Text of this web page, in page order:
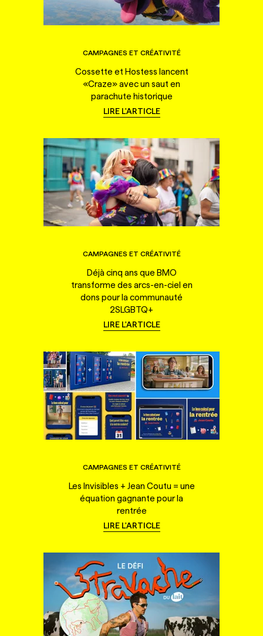
CAMPAGNES ET CRÉATIVITÉ
Cossette et Hostess lancent
«Craze» avec un saut en
parachute historique
LIRE L'ARTICLE
CAMPAGNES ET CRÉATIVITÉ
Déjà cinq ans que BMO
transforme des arcs-en-ciel en
dons pour la communauté
2SLGBTQ+
LIRE L'ARTICLE
CAMPAGNES ET CRÉATIVITÉ
Les Invisibles + Jean Coutu = une
équation gagnante pour la
rentrée
LIRE L'ARTICLE